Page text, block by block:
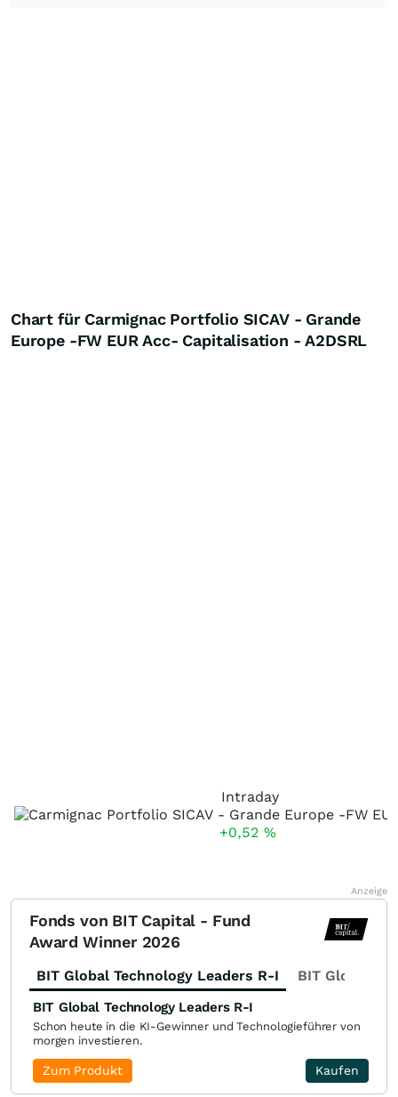
Chart für Carmignac Portfolio SICAV - Grande
Europe -FW EUR Acc- Capitalisation - A2DSRL
Intraday
+0,52 %
Anzeige
Fonds von BIT Capital - Fund
Award Winner 2026
BIT Global Technology Leaders R-I BIT Global
BIT Global Technology Leaders R-I
Schon heute in die KI-Gewinner und Technologieführer von
morgen investieren.
Kaufen
Zum Produkt